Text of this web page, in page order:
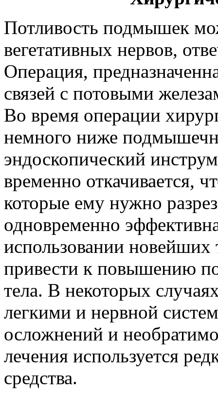
Потливость подмышек
вегетативных нервов,
Операция,
связей с потовыми
Во время операции
немного ниже
эндоскопический
временно откачивается,
которые ему нужно
одновременно
использовании
привести к повышению
тела. В некоторых
легкими и нервной
осложнений и
лечения используется
средства.